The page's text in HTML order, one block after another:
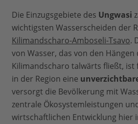
Die Einzugsgebiete des Ungwasi
wichtigsten Wasserscheiden der
Kilimandscharo-Amboseli-Tsavo.
von Wasser, das von den Hängen
Kilimandscharo talwärts fließt, ist
in der Region eine
versorgt die Bevölkerung mit
zentrale Ökosystemleistungen
wirtschaftlichen Entwicklung hier